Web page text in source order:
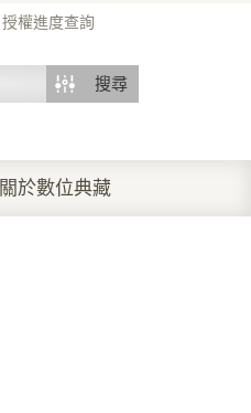
授權進度查詢
搜尋
關於數位典藏